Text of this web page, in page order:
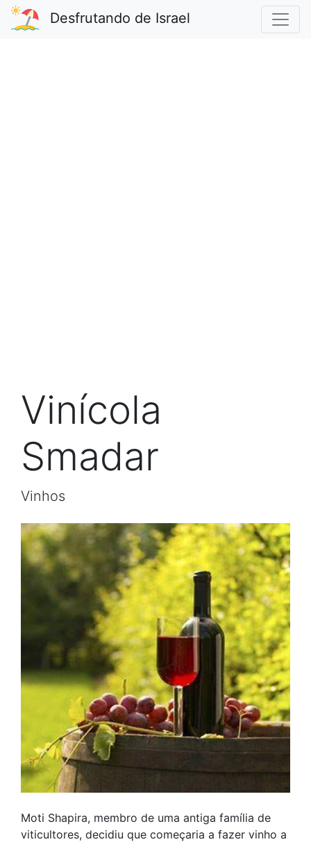
Desfrutando de Israel
Vinícola
Smadar
Vinhos
Moti Shapira, membro de uma antiga família de
viticultores, decidiu que começaria a fazer vinho a